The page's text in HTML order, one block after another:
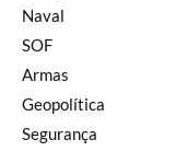
Naval
SOF
Armas
Geopolítica
Segurança